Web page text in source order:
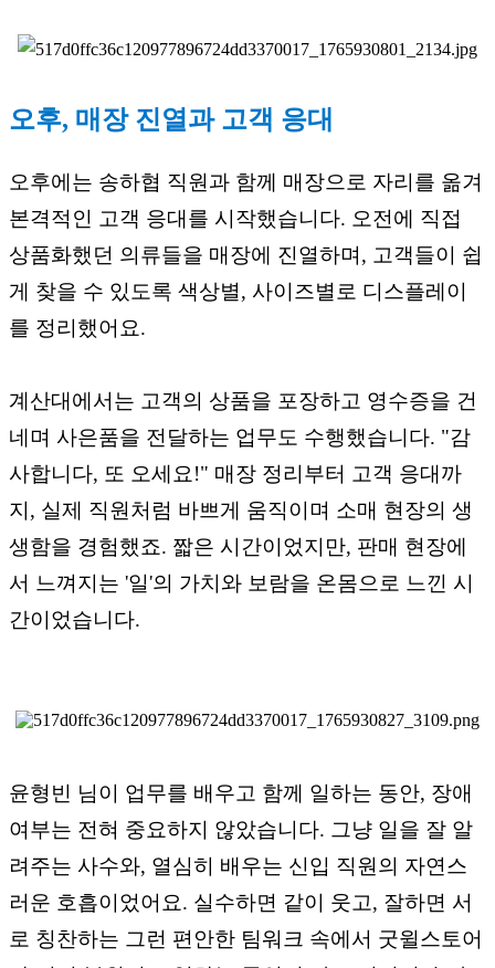
오후, 매장 진열과 고객 응대
오후에는 송하협 직원과 함께 매장으로 자리를 옮겨
본격적인 고객 응대를 시작했습니다. 오전에 직접
상품화했던 의류들을 매장에 진열하며, 고객들이 쉽
게 찾을 수 있도록 색상별, 사이즈별로 디스플레이
를 정리했어요.
계산대에서는 고객의 상품을 포장하고 영수증을 건
네며 사은품을 전달하는 업무도 수행했습니다. "감
사합니다, 또 오세요!" 매장 정리부터 고객 응대까
지, 실제 직원처럼 바쁘게 움직이며 소매 현장의 생
생함을 경험했죠. 짧은 시간이었지만, 판매 현장에
서 느껴지는 '일'의 가치와 보람을 온몸으로 느낀 시
간이었습니다.
윤형빈 님이 업무를 배우고 함께 일하는 동안, 장애
여부는 전혀 중요하지 않았습니다. 그냥 일을 잘 알
려주는 사수와, 열심히 배우는 신입 직원의 자연스
러운 호흡이었어요. 실수하면 같이 웃고, 잘하면 서
로 칭찬하는 그런 편안한 팀워크 속에서 굿윌스토어